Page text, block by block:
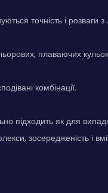
точність і розваги
плаваючих
комбінації.
підходить як для
зосередженість і